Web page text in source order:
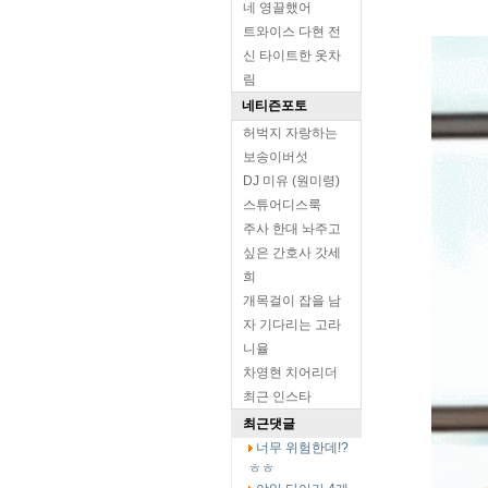
네 영끌했어
트와이스 다현 전
신 타이트한 옷차
림
네티즌포토
허벅지 자랑하는
보송이버섯
DJ 미유 (원미령)
스튜어디스룩
주사 한대 놔주고
싶은 간호사 갓세
희
개목걸이 잡을 남
자 기다리는 고라
니율
차영현 치어리더
최근 인스타
최근댓글
너무 위험한데!?
ㅎㅎ